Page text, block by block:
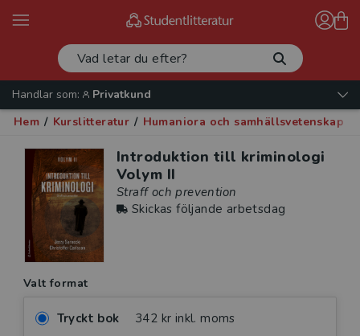
Handlar som:
Privatkund
Hem / Kurslitteratur / Humaniora och samhällsvetenskap
Introduktion till kriminologi
Volym II
Straff och prevention
Skickas följande arbetsdag
Valt format
Tryckt bok 342 kr inkl. moms